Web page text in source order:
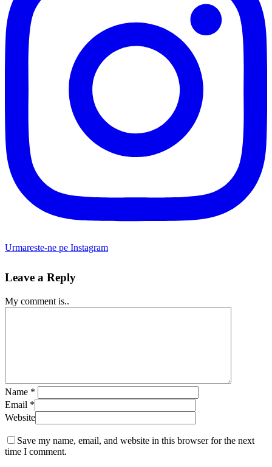
Urmareste-ne pe Instagram
Leave a Reply
My comment is..
Name *
Email *
Website
Save my name, email, and website in this browser for the next
time I comment.